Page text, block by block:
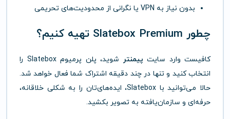
بدون نیاز به VPN یا نگرانی از محدودیت‌های تحریمی
چطور Slatebox Premium تهیه کنیم؟
کافیست وارد سایت پیمنتر
شوید، پلن پرمیوم Slatebox را
انتخاب کنید و تنها در چند دقیقه اشتراک شما فعال خواهد شد.
حالا می‌توانید با Slatebox، ایده‌های‌تان را به شکلی خلاقانه،
حرفه‌ای و سازمان‌یافته به تصویر بکشید.